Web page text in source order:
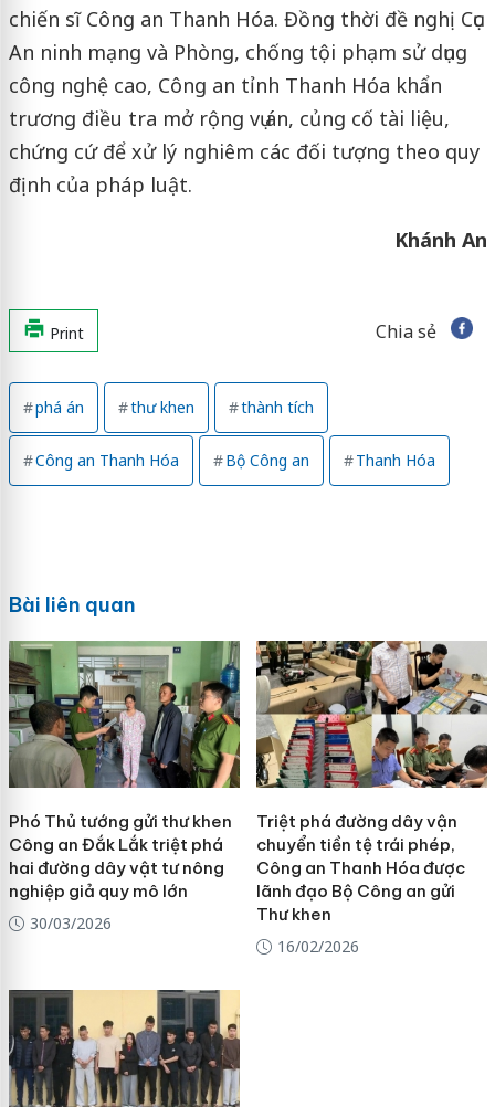
chiến sĩ Công an Thanh Hóa. Đồng thời đề nghị Cục
An ninh mạng và Phòng, chống tội phạm sử dụng
công nghệ cao, Công an tỉnh Thanh Hóa khẩn
trương điều tra mở rộng vụ án, củng cố tài liệu,
chứng cứ để xử lý nghiêm các đối tượng theo quy
định của pháp luật.
Khánh An
Print Chia sẻ
phá án thư khen thành tích
Công an Thanh Hóa Bộ Công an Thanh Hóa
Bài liên quan
Phó Thủ tướng gửi thư khen
Công an Đắk Lắk triệt phá
hai đường dây vật tư nông
nghiệp giả quy mô lớn
30/03/2026
Triệt phá đường dây vận
chuyển tiền tệ trái phép,
Công an Thanh Hóa được
lãnh đạo Bộ Công an gửi
Thư khen
16/02/2026